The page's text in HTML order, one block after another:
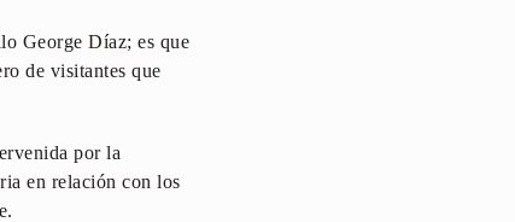
George Díaz; es que
de visitantes que
por la
en relación con los